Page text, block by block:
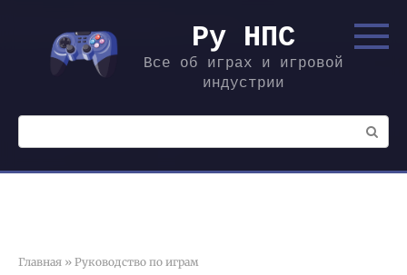
контенту
Ру НПС
Все об играх и игровой
индустрии
Поиск:
Главная » Руководство по играм